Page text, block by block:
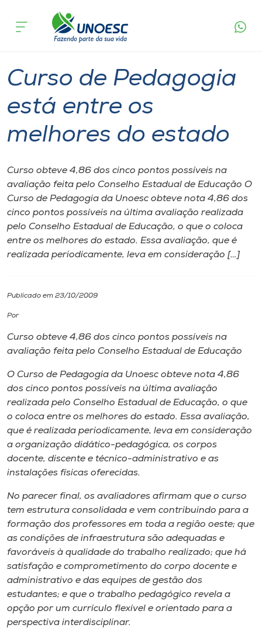
Cursos
Pesquisa
Atendimento ao Estudante
Portal de Ensino
A
Unoesc
Internacionalização
Cultura
CPA
Biblioteca
Editora
Rádio
Museu
Unoesc
Store
acontece
Curso de Pedagogia
está entre os
melhores do estado
Curso obteve 4,86 dos cinco pontos possíveis na
avaliação feita pelo Conselho Estadual de Educação O
Curso de Pedagogia da Unoesc obteve nota 4,86 dos
cinco pontos possíveis na última avaliação realizada
pelo Conselho Estadual de Educação, o que o coloca
entre os melhores do estado. Essa avaliação, que é
realizada periodicamente, leva em consideração […]
Publicado em 23/10/2009
Por
Curso obteve 4,86 dos cinco pontos possíveis na
avaliação feita pelo Conselho Estadual de Educação
O Curso de Pedagogia da Unoesc obteve nota 4,86
dos cinco pontos possíveis na última avaliação
realizada pelo Conselho Estadual de Educação, o que
o coloca entre os melhores do estado. Essa avaliação,
que é realizada periodicamente, leva em consideração
a organização didático-pedagógica, os corpos
docente, discente e técnico-administrativo e as
instalações físicas oferecidas.
No parecer final, os avaliadores afirmam que o curso
tem estrutura consolidada e vem contribuindo para a
formação dos professores em toda a região oeste; que
as condições de infraestrutura são adequadas e
favoráveis à qualidade do trabalho realizado; que há
satisfação e comprometimento do corpo docente e
administrativo e das equipes de gestão dos
estudantes; e que o trabalho pedagógico revela a
opção por um currículo flexível e orientado para a
perspectiva interdisciplinar.